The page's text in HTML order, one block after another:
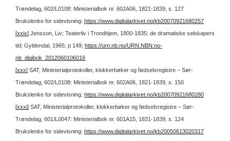
Trøndelag, 602/L0108: Ministerialbok nr. 602A06, 1821-1839, s. 127
Brukslenke for sidevisning: https://www.digitalarkivet.no/kb20070921680257
[xxix] Jensson, Liv; Teaterliv i Trondhjem, 1800-1835: de dramatiske selskapers
tid; Gyldendal, 1965; p 149; https://urn.nb.no/URN:NBN:no-
nb_digibok_2012060106016
[xxx] SAT, Ministerialprotokoller, klokkerbøker og fødselsregistre – Sør-
Trøndelag, 602/L0108: Ministerialbok nr. 602A06, 1821-1839, s. 150
Brukslenke for sidevisning: https://www.digitalarkivet.no/kb20070921680280
[xxxi] SAT, Ministerialprotokoller, klokkerbøker og fødselsregistre – Sør-
Trøndelag, 601/L0047: Ministerialbok nr. 601A15, 1831-1839, s. 124
Brukslenke for sidevisning: https://www.digitalarkivet.no/kb20050613020317